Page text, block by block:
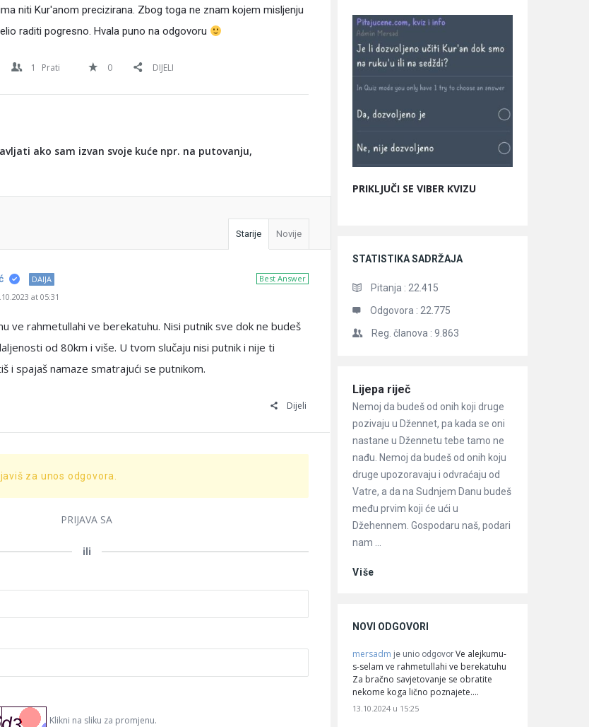
niti Kur'anom precizirana. Zbog toga ne znam kojem misljenju
raditi pogresno. Hvala puno na odgovoru
1 Prati 0 DIJELI
ako sam izvan svoje kuće npr. na putovanju,
Starije Novije
Best Answer
DAIJA
at 05:31
ve rahmetullahi ve berekatuhu. Nisi putnik sve dok ne budeš
od 80km i više. U tvom slučaju nisi putnik i nije ti
i spajaš namaze smatrajući se putnikom.
Dijeli
za unos odgovora.
PRIJAVA SA
ili
Klikni na sliku za promjenu.
PRIKLJUČI SE VIBER KVIZU
STATISTIKA SADRŽAJA
Pitanja : 22.415
Odgovora : 22.775
Reg. članova : 9.863
Članci
Lijepa riječ
Nemoj da budeš od onih koji druge
pozivaju u Džennet, pa kada se oni
nastane u Džennetu tebe tamo ne
nađu. Nemoj da budeš od onih koju
druge upozoravaju i odvraćaju od
Vatre, a da na Sudnjem Danu budeš
među prvim koji će ući u
Džehennem. Gospodaru naš, podari
nam ...
Više
NOVI ODGOVORI
mersadm je unio odgovor Ve alejkumu-
s-selam ve rahmetullahi ve berekatuhu
Za bračno savjetovanje se obratite
nekome koga lično poznajete.…
13.10.2024 u 15:25